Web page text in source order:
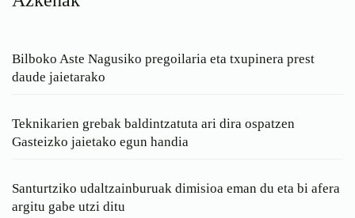
Bilboko Aste Nagusiko pregoilaria eta txupinera prest
daude jaietarako
Teknikarien grebak baldintzatuta ari dira ospatzen
Gasteizko jaietako egun handia
Santurtziko udaltzainburuak dimisioa eman du eta bi afera
argitu gabe utzi ditu